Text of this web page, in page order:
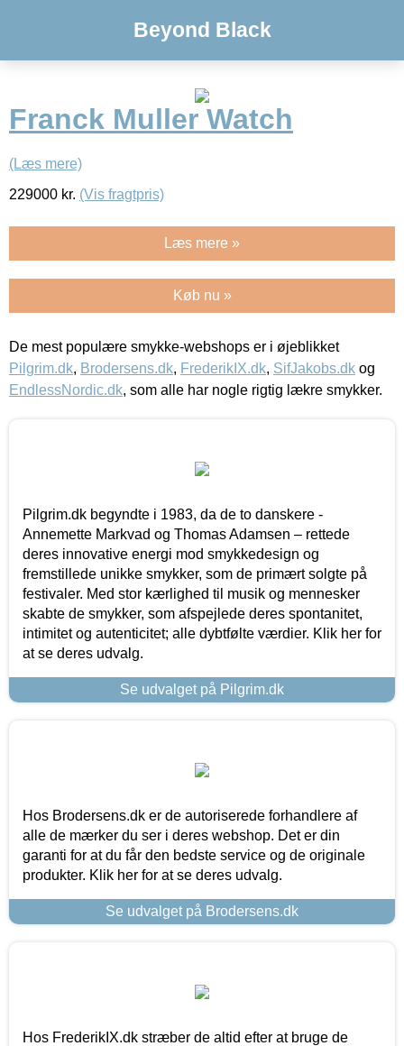
Beyond Black
Franck Muller Watch
(Læs mere)
229000 kr. (Vis fragtpris)
Læs mere »
Køb nu »
De mest populære smykke-webshops er i øjeblikket
Pilgrim.dk, Brodersens.dk, FrederikIX.dk, SifJakobs.dk og
EndlessNordic.dk, som alle har nogle rigtig lækre smykker.
Pilgrim.dk begyndte i 1983, da de to danskere -
Annemette Markvad og Thomas Adamsen – rettede
deres innovative energi mod smykkedesign og
fremstillede unikke smykker, som de primært solgte på
festivaler. Med stor kærlighed til musik og mennesker
skabte de smykker, som afspejlede deres spontanitet,
intimitet og autenticitet; alle dybtfølte værdier. Klik her for
at se deres udvalg.
Se udvalget på Pilgrim.dk
Hos Brodersens.dk er de autoriserede forhandlere af
alle de mærker du ser i deres webshop. Det er din
garanti for at du får den bedste service og de originale
produkter. Klik her for at se deres udvalg.
Se udvalget på Brodersens.dk
Hos FrederikIX.dk stræber de altid efter at bruge de